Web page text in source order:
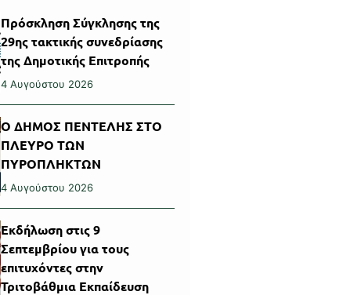
Πρόσκληση Σύγκλησης της
29ης τακτικής συνεδρίασης
της Δημοτικής Επιτροπής
4 Αυγούστου 2026
Ο ΔΗΜΟΣ ΠΕΝΤΕΛΗΣ ΣΤΟ
ΠΛΕΥΡΟ ΤΩΝ
ΠΥΡΟΠΛΗΚΤΩΝ
4 Αυγούστου 2026
Εκδήλωση στις 9
Σεπτεμβρίου για τους
επιτυχόντες στην
Τριτοβάθμια Εκπαίδευση